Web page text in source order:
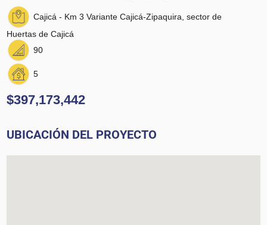
Cajicá - Km 3 Variante Cajicá-Zipaquira, sector de
Huertas de Cajicá
90
5
$397,173,442
UBICACIÓN DEL PROYECTO